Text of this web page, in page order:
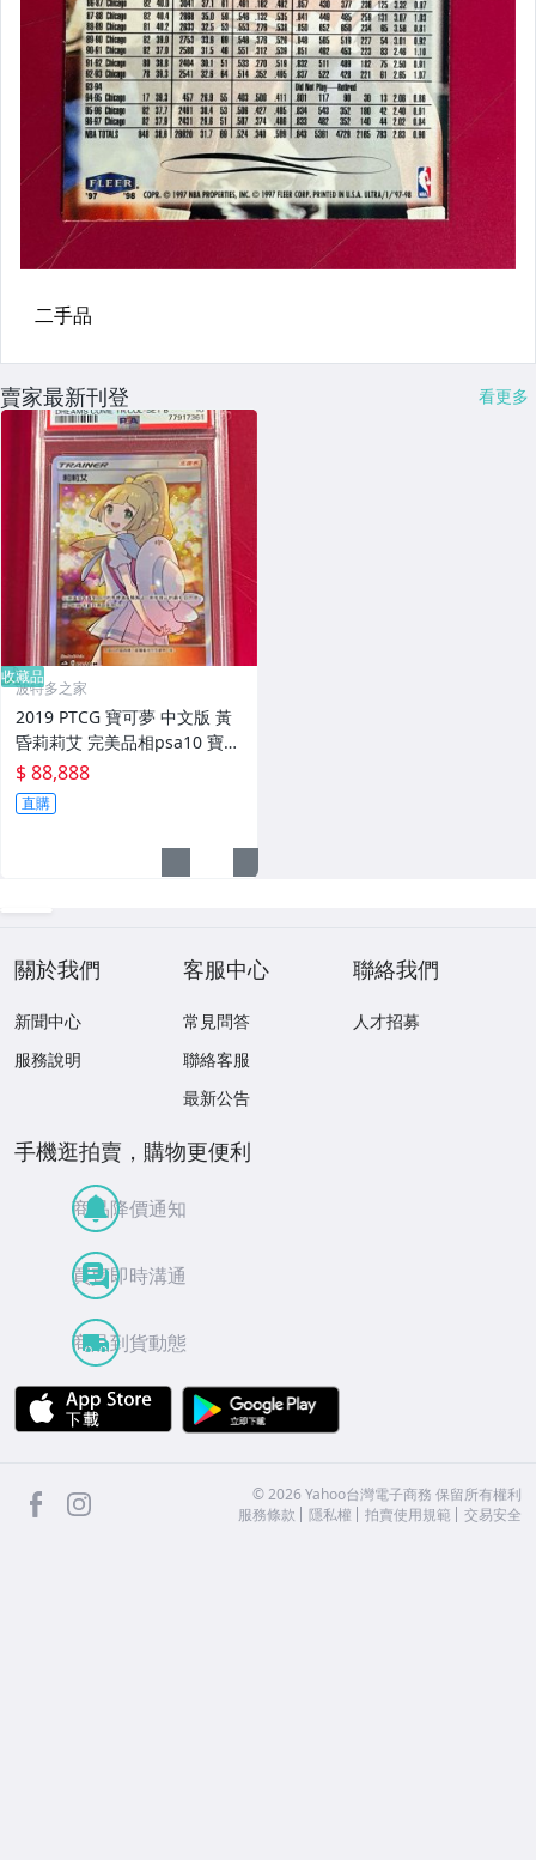
賣家最新刊登 看更多
收藏品
波特多之家
2019 PTCG 寶可夢 中文版 黃
昏莉莉艾 完美品相psa10 寶可
夢經典神卡，錯過就可惜了
$ 88,888
直購
關於我們
新聞中心
服務說明
客服中心
常見問答
聯絡客服
最新公告
聯絡我們
人才招募
手機逛拍賣，購物更便利
商品降價通知
買賣即時溝通
商品到貨動態
APP Store
facebook ©2026 Yahoo台灣電子商務 保留所有權利
服務條款
隱私權 拍賣使用規範 交易安全